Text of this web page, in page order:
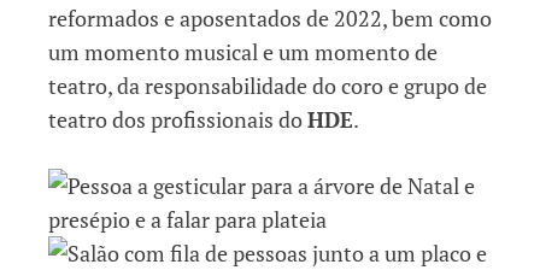
reformados e aposentados de 2022, bem como
um momento musical e um momento de
teatro, da responsabilidade do coro e grupo de
teatro dos profissionais doHDE.